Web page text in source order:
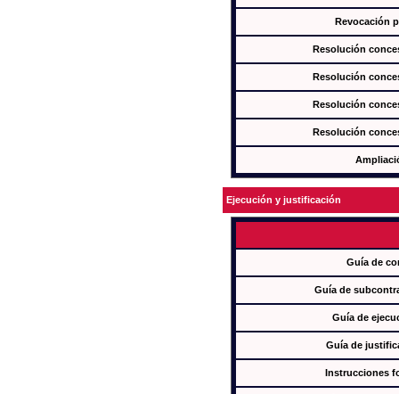
Revocación
Resolución
Resolución
Resolución
Resolución
Ejecución y justificación
Guía de
Guía de
Guía de
Guía de
Instrucciones